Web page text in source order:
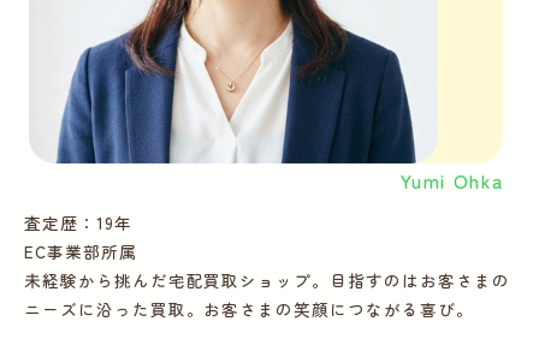
Yumi Ohka
査定歴：19年
EC事業部所属
未経験から挑んだ宅配買取ショップ。目指すのはお客さまの
ニーズに沿った買取。お客さまの笑顔につながる喜び。